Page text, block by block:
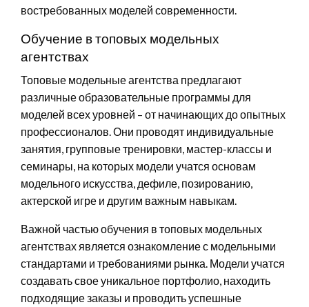
востребованных моделей современности.
Обучение в топовых модельных
агентствах
Топовые модельные агентства предлагают
различные образовательные программы для
моделей всех уровней – от начинающих до опытных
профессионалов. Они проводят индивидуальные
занятия, групповые тренировки, мастер-классы и
семинары, на которых модели учатся основам
модельного искусства, дефиле, позированию,
актерской игре и другим важным навыкам.
Важной частью обучения в топовых модельных
агентствах является ознакомление с модельными
стандартами и требованиями рынка. Модели учатся
создавать свое уникальное портфолио, находить
подходящие заказы и проводить успешные